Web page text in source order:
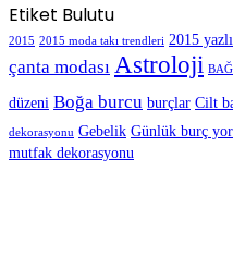
Etiket Bulutu
2015 2015 moda takı trendleri 2015
çanta modası Astroloji
düzeni Boğa burcu burçlar Cilt
dekorasyonu Gebelik Günlük burç
mutfak dekorasyonu